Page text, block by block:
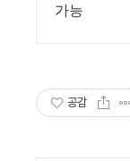
가능
공감